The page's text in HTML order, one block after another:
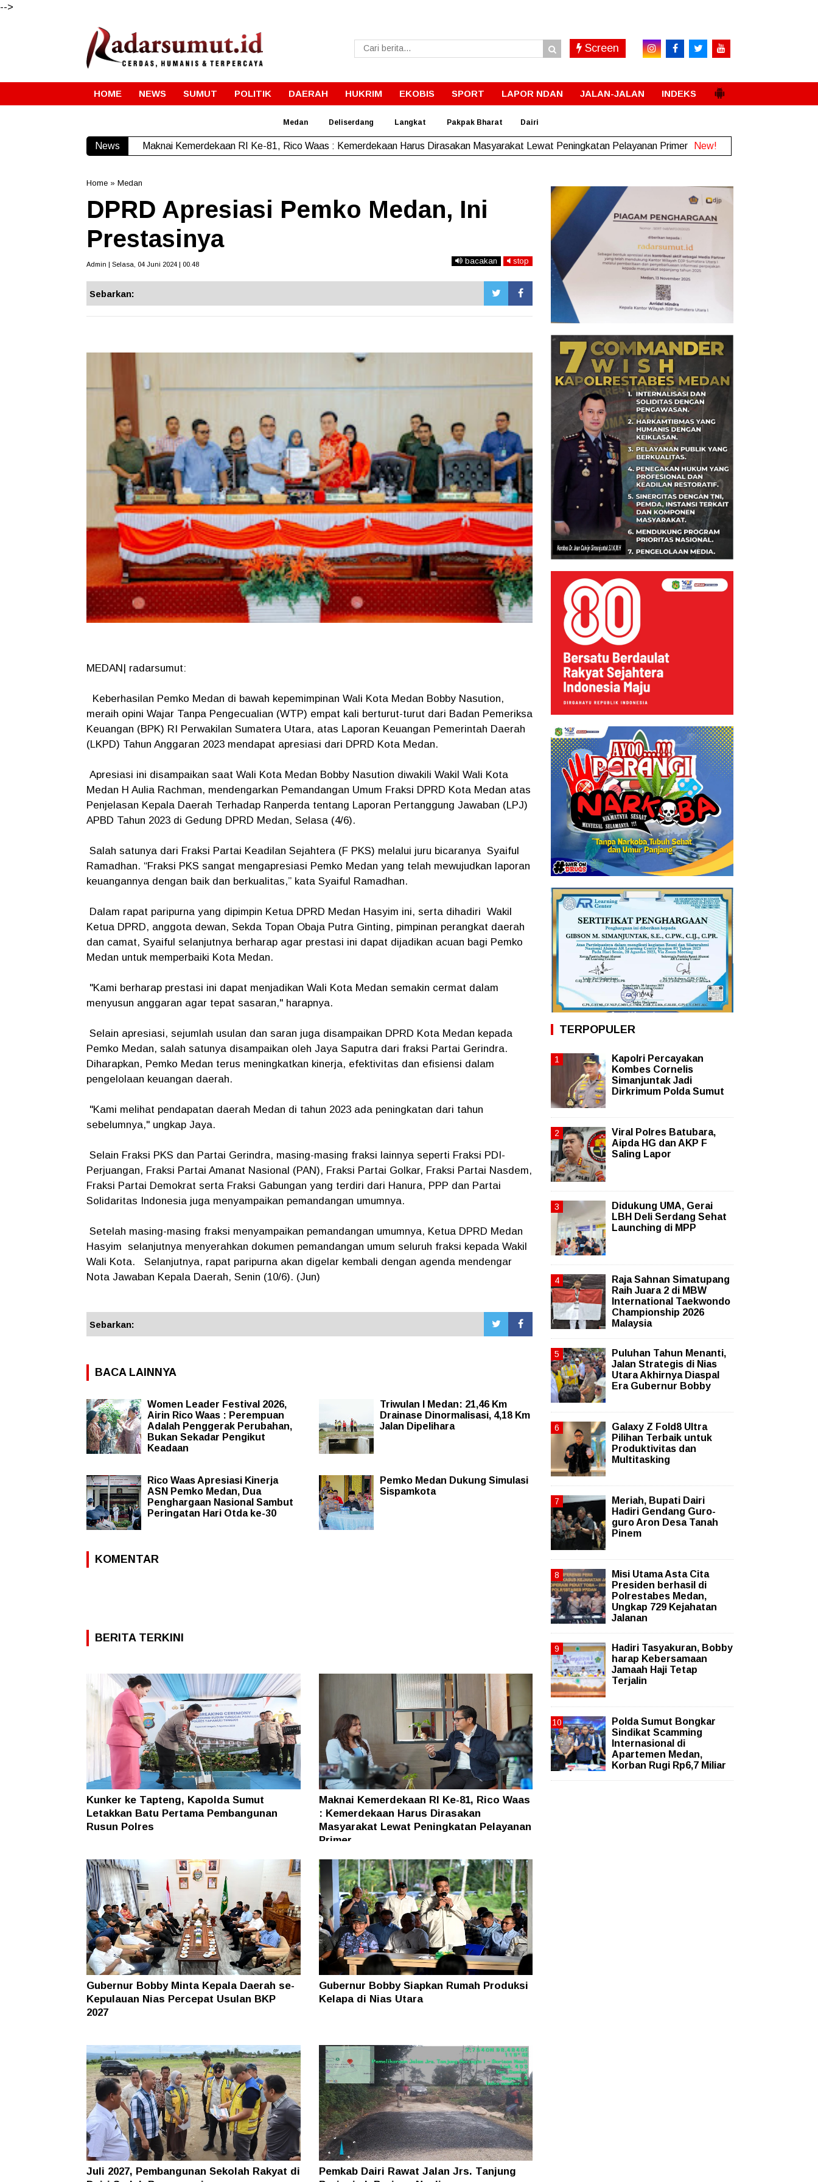
-->
Screen
HOME NEWS SUMUT POLITIK DAERAH HUKRIM EKOBIS SPORT LAPOR NDAN JALAN-JALAN INDEKS
Medan Deliserdang Langkat Pakpak Bharat Dairi
News Maknai Kemerdekaan RI Ke-81, Rico Waas : Kemerdekaan Harus Dirasakan Masyarakat Lewat Peningkatan Pelayanan Primer New!
Home » Medan
DPRD Apresiasi Pemko Medan, Ini
Prestasinya
Admin | Selasa, 04 Juni 2024 | 00.48 bacakan stop
Sebarkan:
MEDAN| radarsumut:
Keberhasilan Pemko Medan di bawah kepemimpinan Wali Kota Medan Bobby Nasution,
meraih opini Wajar Tanpa Pengecualian (WTP) empat kali berturut-turut dari Badan Pemeriksa
Keuangan (BPK) RI Perwakilan Sumatera Utara, atas Laporan Keuangan Pemerintah Daerah
(LKPD) Tahun Anggaran 2023 mendapat apresiasi dari DPRD Kota Medan.
Apresiasi ini disampaikan saat Wali Kota Medan Bobby Nasution diwakili Wakil Wali Kota
Medan H Aulia Rachman, mendengarkan Pemandangan Umum Fraksi DPRD Kota Medan atas
Penjelasan Kepala Daerah Terhadap Ranperda tentang Laporan Pertanggung Jawaban (LPJ)
APBD Tahun 2023 di Gedung DPRD Medan, Selasa (4/6).
Salah satunya dari Fraksi Partai Keadilan Sejahtera (F PKS) melalui juru bicaranya Syaiful
Ramadhan. “Fraksi PKS sangat mengapresiasi Pemko Medan yang telah mewujudkan laporan
keuangannya dengan baik dan berkualitas,” kata Syaiful Ramadhan.
Dalam rapat paripurna yang dipimpin Ketua DPRD Medan Hasyim ini, serta dihadiri Wakil
Ketua DPRD, anggota dewan, Sekda Topan Obaja Putra Ginting, pimpinan perangkat daerah
dan camat, Syaiful selanjutnya berharap agar prestasi ini dapat dijadikan acuan bagi Pemko
Medan untuk memperbaiki Kota Medan.
"Kami berharap prestasi ini dapat menjadikan Wali Kota Medan semakin cermat dalam
menyusun anggaran agar tepat sasaran," harapnya.
Selain apresiasi, sejumlah usulan dan saran juga disampaikan DPRD Kota Medan kepada
Pemko Medan, salah satunya disampaikan oleh Jaya Saputra dari fraksi Partai Gerindra.
Diharapkan, Pemko Medan terus meningkatkan kinerja, efektivitas dan efisiensi dalam
pengelolaan keuangan daerah.
"Kami melihat pendapatan daerah Medan di tahun 2023 ada peningkatan dari tahun
sebelumnya," ungkap Jaya.
Selain Fraksi PKS dan Partai Gerindra, masing-masing fraksi lainnya seperti Fraksi PDI-
Perjuangan, Fraksi Partai Amanat Nasional (PAN), Fraksi Partai Golkar, Fraksi Partai Nasdem,
Fraksi Partai Demokrat serta Fraksi Gabungan yang terdiri dari Hanura, PPP dan Partai
Solidaritas Indonesia juga menyampaikan pemandangan umumnya.
Setelah masing-masing fraksi menyampaikan pemandangan umumnya, Ketua DPRD Medan
Hasyim selanjutnya menyerahkan dokumen pemandangan umum seluruh fraksi kepada Wakil
Wali Kota. Selanjutnya, rapat paripurna akan digelar kembali dengan agenda mendengar
Nota Jawaban Kepala Daerah, Senin (10/6). (Jun)
Sebarkan:
BACA LAINNYA
Women Leader Festival 2026,
Airin Rico Waas : Perempuan
Adalah Penggerak Perubahan,
Bukan Sekadar Pengikut
Keadaan
Triwulan I Medan: 21,46 Km
Drainase Dinormalisasi, 4,18 Km
Jalan Dipelihara
Rico Waas Apresiasi Kinerja
ASN Pemko Medan, Dua
Penghargaan Nasional Sambut
Peringatan Hari Otda ke-30
Pemko Medan Dukung Simulasi
Sispamkota
KOMENTAR
BERITA TERKINI
Kunker ke Tapteng, Kapolda Sumut
Letakkan Batu Pertama Pembangunan
Rusun Polres
Maknai Kemerdekaan RI Ke-81, Rico Waas
: Kemerdekaan Harus Dirasakan
Masyarakat Lewat Peningkatan Pelayanan
Primer
Gubernur Bobby Minta Kepala Daerah se-
Kepulauan Nias Percepat Usulan BKP
2027
Gubernur Bobby Siapkan Rumah Produksi
Kelapa di Nias Utara
Juli 2027, Pembangunan Sekolah Rakyat di
Pemkab Dairi Rawat Jalan Jrs. Tanjung
TERPOPULER
Kapolri Percayakan
Kombes Cornelis
Simanjuntak Jadi
Dirkrimum Polda Sumut
Viral Polres Batubara,
Aipda HG dan AKP F
Saling Lapor
Didukung UMA, Gerai
LBH Deli Serdang Sehat
Launching di MPP
Raja Sahnan Simatupang
Raih Juara 2 di MBW
International Taekwondo
Championship 2026
Malaysia
Puluhan Tahun Menanti,
Jalan Strategis di Nias
Utara Akhirnya Diaspal
Era Gubernur Bobby
Galaxy Z Fold8 Ultra
Pilihan Terbaik untuk
Produktivitas dan
Multitasking
Meriah, Bupati Dairi
Hadiri Gendang Guro-
guro Aron Desa Tanah
Pinem
Misi Utama Asta Cita
Presiden berhasil di
Polrestabes Medan,
Ungkap 729 Kejahatan
Jalanan
Hadiri Tasyakuran, Bobby
harap Kebersamaan
Jamaah Haji Tetap
Terjalin
Polda Sumut Bongkar
Sindikat Scamming
Internasional di
Apartemen Medan,
Korban Rugi Rp6,7 Miliar